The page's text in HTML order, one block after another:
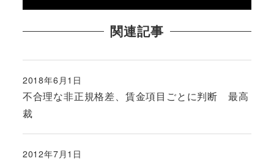
関連記事
不合理な非正規格差、賃金項目ごとに判断 最高
裁
投稿日
2018年6月1日
2012年7月1日